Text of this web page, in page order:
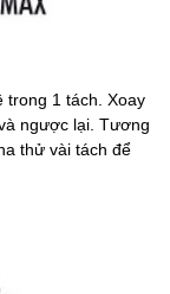
trong 1 tách. Xoay
ngược lại. Tương
thử vài tách để